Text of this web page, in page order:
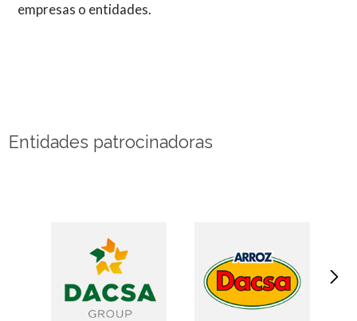
empresas o entidades.
Entidades patrocinadoras